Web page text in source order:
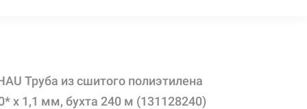
Труба из сшитого полиэтилена
x 1,1 мм, бухта 240 м (131128240)